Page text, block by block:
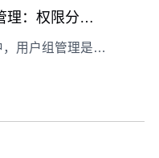
VPS服务器Linux用户组管理：权限分配实战指南
在VPS服务器的Linux系统中，用户组管理是权限分配的核心环节。本文从基础概念到操作实践，详解用户组创建、权限分配及定期维护的关键方法，助你构建安全高效的服务器权限体系。